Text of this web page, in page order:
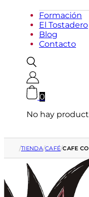
Formación
El Tostadero
Blog
Contacto
0
No hay
/TIENDA/CAFÉ/CAFE